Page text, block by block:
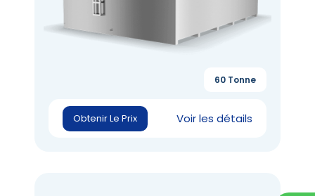
Obtenir Le Prix Voir les détails
60 Tonne